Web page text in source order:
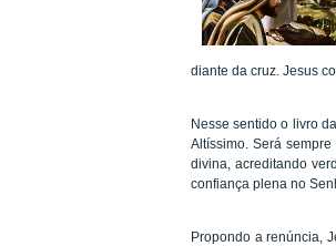
diante da cruz. Jesus
Nesse sentido o livro
Altíssimo. Será
divina, acreditando
confiança plena no
Propondo a renúncia,